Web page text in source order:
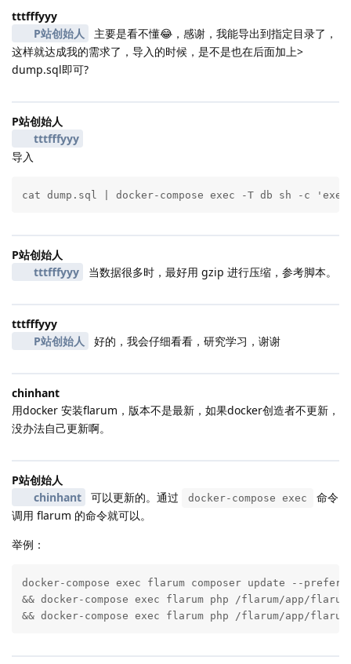
tttfffyyy
P站创始人
主要是看不懂😂，感谢，我能导出到指定目录了，
这样就达成我的需求了，导入的时候，是不是也在后面加上>
dump.sql即可?
P站创始人
tttfffyyy
导入
cat dump.sql | docker-compose exec -T db sh -c 'exec
P站创始人
tttfffyyy
当数据很多时，最好用 gzip 进行压缩，参考脚本。
tttfffyyy
P站创始人
好的，我会仔细看看，研究学习，谢谢
chinhant
用docker 安装flarum，版本不是最新，如果docker创造者不更新，
没办法自己更新啊。
P站创始人
chinhant
可以更新的。通过 docker-compose exec
命令
调用 flarum 的命令就可以。
举例：
docker-compose exec flarum composer update --
&& docker-compose exec flarum php /flarum/app/
&& docker-compose exec flarum php /flarum/app/